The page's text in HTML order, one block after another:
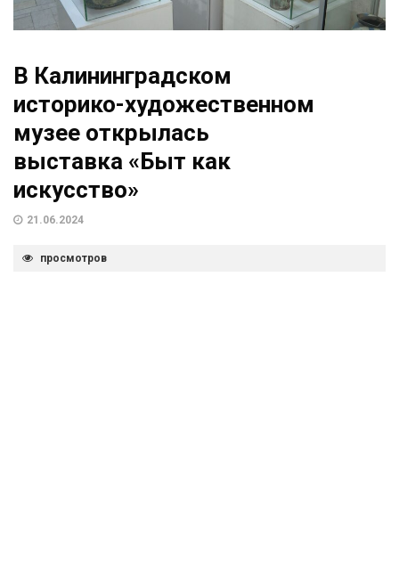
В Калининградском
историко-художественном
музее открылась
выставка «Быт как
искусство»
21.06.2024
просмотров